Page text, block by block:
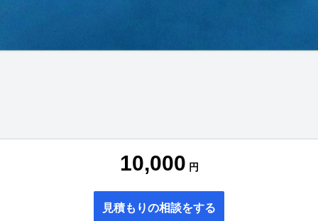
10,000 円
見積もりの相談をする